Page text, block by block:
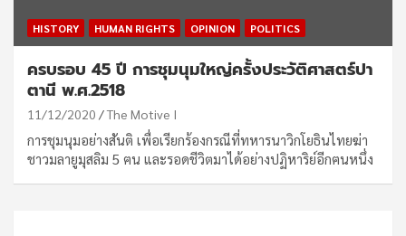
HISTORY HUMAN RIGHTS OPINION POLITICS
ครบรอบ 45 ปี การชุมนุมใหญ่ครั้งประวัติศาสตร์ปา
ตานี พ.ศ.2518
11/12/2020 The Motive I
การชุมนุมอย่างสันติ เพื่อเรียกร้องกรณีที่ทหารนาวิกโยธินไทยฆ่า
ชาวมลายูมุสลิม 5 ฅน และรอดชีวิตมาได้อย่างปฏิหาริย์อีกฅนหนึ่ง